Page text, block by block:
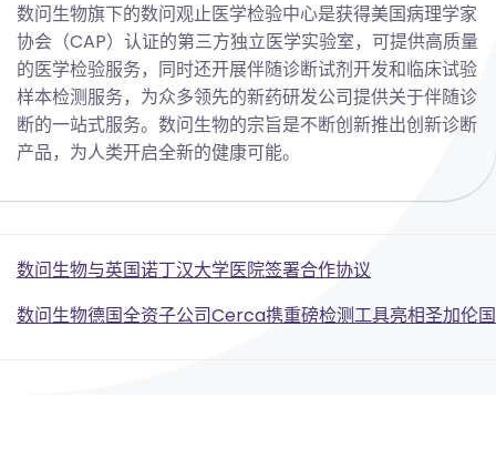
数问生物旗下的数问观止医学检验中心是获得美国病理学家
协会（CAP）认证的第三方独立医学实验室，可提供高质量
的医学检验服务，同时还开展伴随诊断试剂开发和临床试验
样本检测服务，为众多领先的新药研发公司提供关于伴随诊
断的一站式服务。数问生物的宗旨是不断创新推出创新诊断
产品，为人类开启全新的健康可能。
Post
navigation
数问生物与英国诺丁汉大学医院签署合作协议
Post
数问生物德国全资子公司Cerca携重磅检测工具亮相圣加伦